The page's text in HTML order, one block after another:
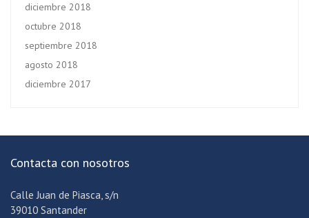
diciembre 2018
octubre 2018
septiembre 2018
agosto 2018
diciembre 2017
Contacta con nosotros
Calle Juan de Piasca, s/n
39010 Santander